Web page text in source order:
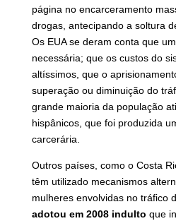
página no encarceramento
drogas, antecipando a soltura
Os EUA se deram conta que
necessária; que os custos do
altíssimos, que o
superação ou diminuição do
grande maioria da população
hispânicos, que foi produzida
carcerária.
Outros países, como o Costa
têm utilizado mecanismos
mulheres envolvidas no tráfico
adotou em 2008 indulto que